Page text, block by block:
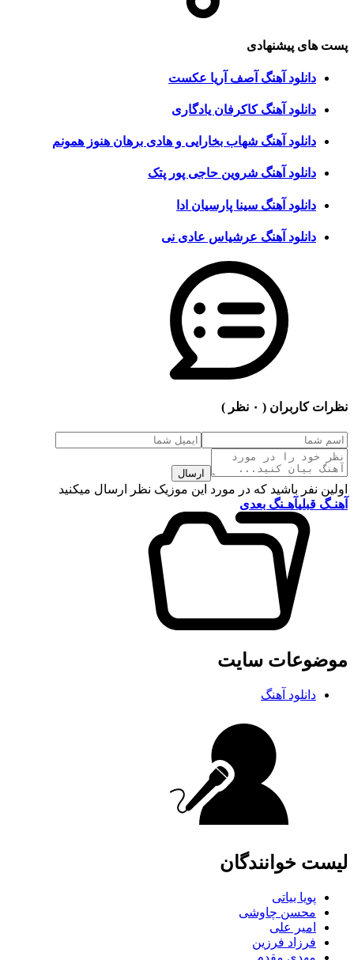
پست های پیشنهادی
دانلود آهنگ آصف آریا عکست
دانلود آهنگ کاکرفان یادگاری
دانلود آهنگ شهاب بخارایی و هادی برهان هنوز همونم
دانلود آهنگ شروین حاجی پور پتک
دانلود آهنگ سینا پارسیان ادا
دانلود آهنگ عرشیاس عادی نی
نظرات کاربران ( ۰ نظر )
ارسال
اولین نفر باشید که در مورد این موزیک نظر ارسال میکنید
آهنـگ قبلیآهـنگ بعدی
موضوعات سایت
دانلود آهنگ
لیست خوانندگان
پویا بیاتی
محسن چاوشی
امیر علی
فرزاد فرزین